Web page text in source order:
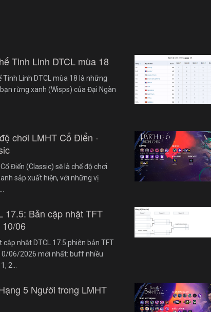
Tinh Linh DTCL mùa 18
Tinh Linh DTCL mùa 18 là những
rừng xanh (Wisps) của Đại Ngàn
chơi LMHT Cổ Điển -
Điển (Classic) sẽ là chế độ chơi
sắp xuất hiện, với những vị
17.5: Bản cập nhật TFT
10/06
cập nhật DTCL 17.5 phiên bản TFT
06/2026 mới nhất: buff nhiều
2…
5 Người trong LMHT